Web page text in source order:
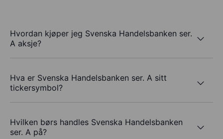
Hvordan kjøper jeg Svenska Handelsbanken ser.
A aksje?
Hva er Svenska Handelsbanken ser. A sitt
tickersymbol?
Hvilken børs handles Svenska Handelsbanken
ser. A på?